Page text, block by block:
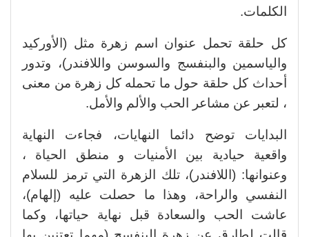
الكلمات.
كل حلقة تحمل عنوان اسم زهرة مثل (الأوركيد
والياسمين والبنفسج والسوسن واللافندر)، وتدور
أحداث كل حلقة حول ما تحمله كل زهرة من معنى
، لتعبر عن مشاعر الحب والألم والأمل.
البدايات توضح دائما النهايات، فجاءت النهاية
واقعية حيادية بين الأمنيات و منطق الحياة ،
وعنوانها: (اللافندر)، تلك الزهرة التي ترمز للسلام
النفسي والراحة، وهذا ما حصلت عليه (إلهام)،
عاشت الحب والسعادة قبل نهاية حياتها، وكما